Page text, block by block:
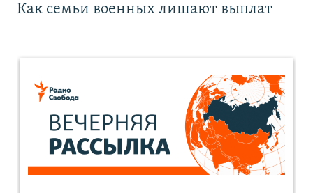
Как семьи военных лишают выплат